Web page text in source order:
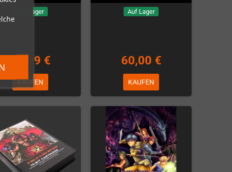
Auf Lager
69,99 €
KAUFEN
Auf Lager
60,00 €
KAUFEN